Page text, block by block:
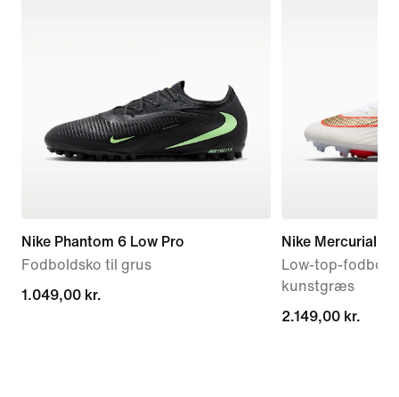
Nike Phantom 6 Low Pro
Fodboldsko til grus
1.049,00 kr.
1.049,00 kr.
Nike Mercurial
Low-top-
kunstgræs
2.149,00 kr.
2.149,00 kr.